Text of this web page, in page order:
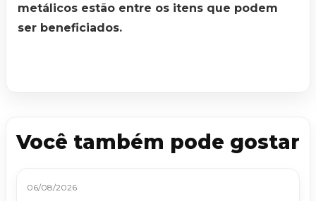
metálicos estão entre os itens que podem
ser beneficiados.
Você também pode gostar
06/08/2026